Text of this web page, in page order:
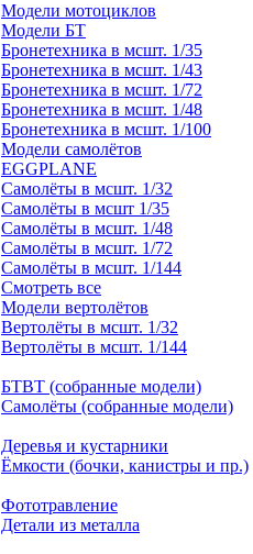
Модели мотоциклов
Модели БТ
Бронетехника в мсшт. 1/35
Бронетехника в мсшт. 1/43
Бронетехника в мсшт. 1/72
Бронетехника в мсшт. 1/48
Бронетехника в мсшт. 1/100
Модели самолётов
EGGPLANE
Самолёты в мсшт. 1/32
Самолёты в мсшт 1/35
Самолёты в мсшт. 1/48
Самолёты в мсшт. 1/72
Самолёты в мсшт. 1/144
Смотреть все
Модели вертолётов
Вертолёты в мсшт. 1/32
Вертолёты в мсшт. 1/144
БТВТ (собранные модели)
Самолёты (собранные модели)
Деревья и кустарники
Ёмкости (бочки, канистры и пр.)
Фототравление
Детали из металла